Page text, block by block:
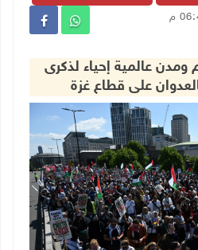
عالمية إحياء لذكرى
على قطاع غزة